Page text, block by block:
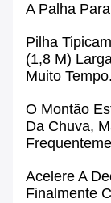
A Palha
Pilha
(1,8 M)
Muito Tempo.
O Montão
Da Chuva,
Acelere A
Finalmente